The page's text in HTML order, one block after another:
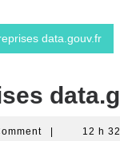
data.gouv.fr
12 h